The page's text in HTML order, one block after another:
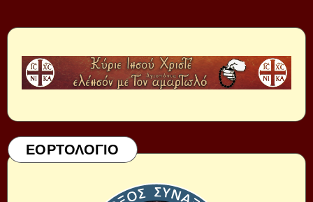
ΕΟΡΤΟΛΟΓΙΟ